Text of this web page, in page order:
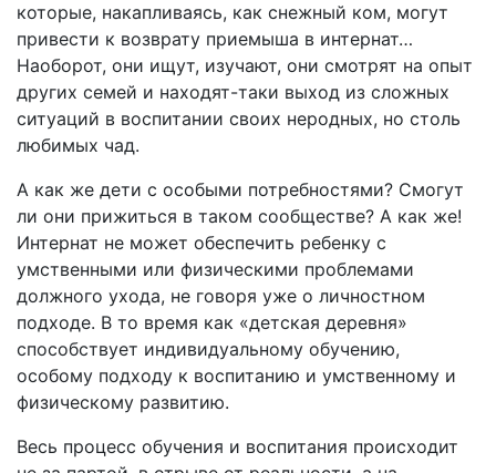
которые, накапливаясь, как снежный ком, могут
привести к возврату приемыша в интернат…
Наоборот, они ищут, изучают, они смотрят на опыт
других семей и находят-таки выход из сложных
ситуаций в воспитании своих неродных, но столь
любимых чад.
А как же дети с особыми потребностями? Смогут
ли они прижиться в таком сообществе? А как же!
Интернат не может обеспечить ребенку с
умственными или физическими проблемами
должного ухода, не говоря уже о личностном
подходе. В то время как «детская деревня»
способствует индивидуальному обучению,
особому подходу к воспитанию и умственному и
физическому развитию.
Весь процесс обучения и воспитания происходит